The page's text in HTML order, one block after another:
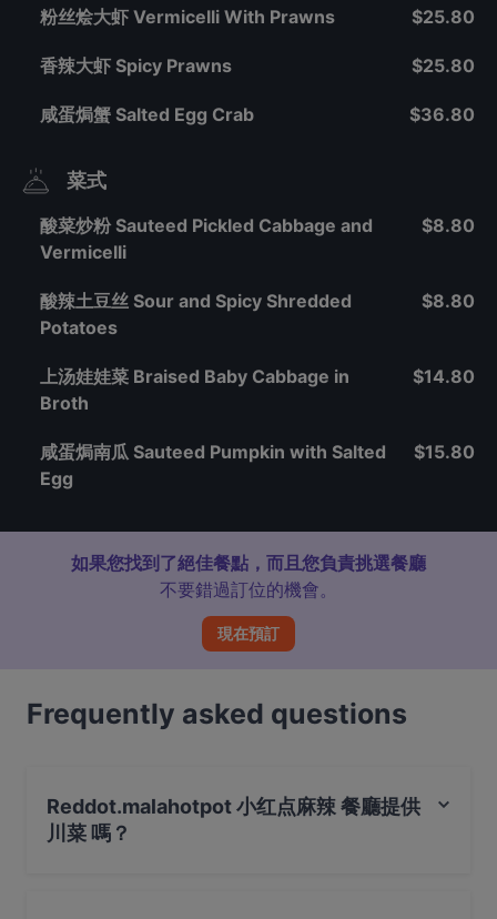
粉丝烩大虾 Vermicelli With Prawns $25.80
香辣大虾 Spicy Prawns $25.80
咸蛋焗蟹 Salted Egg Crab $36.80
菜式
酸菜炒粉 Sauteed Pickled Cabbage and
Vermicelli
$8.80
酸辣土豆丝 Sour and Spicy Shredded
Potatoes
$8.80
上汤娃娃菜 Braised Baby Cabbage in
Broth
$14.80
咸蛋焗南瓜 Sauteed Pumpkin with Salted
Egg
$15.80
如果您找到了絕佳餐點，而且您負責挑選餐廳
不要錯過訂位的機會。
現在預訂
Frequently asked questions
Reddot.malahotpot 小红点麻辣 餐廳提供
川菜 嗎？